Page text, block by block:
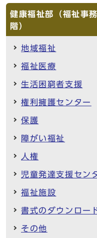
健康福祉部（福祉事
階）
地域福祉
福祉医療
生活困窮者支援
権利擁護センター
保護
障がい福祉
人権
児童発達支援セン
福祉施設
書式のダウンロー
その他